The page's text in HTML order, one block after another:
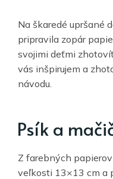
Na škaredé upršané
pripravila zopár
svojimi deťmi
vás inšpirujem a
návodu.
Psík a
Z farebných
veľkosti 13×13 cm a